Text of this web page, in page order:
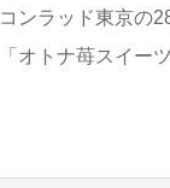
コンラッド東京の
「オトナ苺スイー